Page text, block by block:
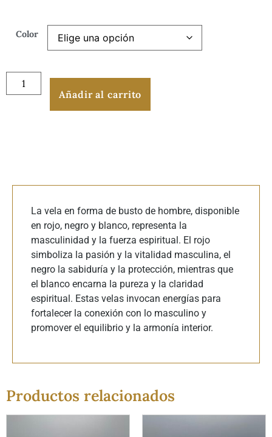
Color
Añadir al carrito
La vela en forma de busto de hombre, disponible
en rojo, negro y blanco, representa la
masculinidad y la fuerza espiritual. El rojo
simboliza la pasión y la vitalidad masculina, el
negro la sabiduría y la protección, mientras que
el blanco encarna la pureza y la claridad
espiritual. Estas velas invocan energías para
fortalecer la conexión con lo masculino y
promover el equilibrio y la armonía interior.
Productos relacionados